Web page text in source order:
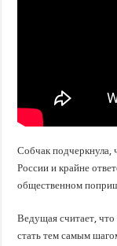
Собчак подчеркнула,
России и крайне
общественном
Ведущая считает,
стать тем самым